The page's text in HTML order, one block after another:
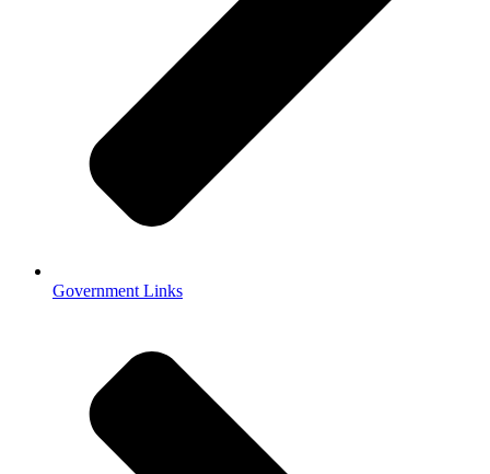
Government Links